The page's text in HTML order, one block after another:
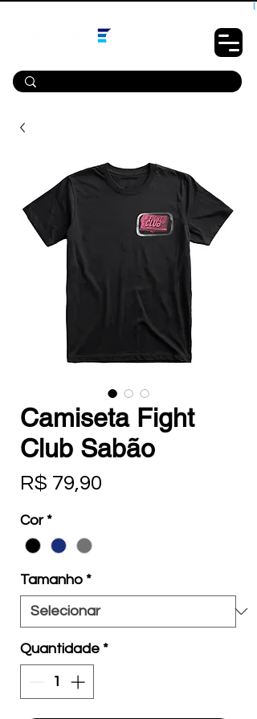
Camiseta Fight
Club Sabão
R$ 79,90
Cor *
Tamanho *
Quantidade *